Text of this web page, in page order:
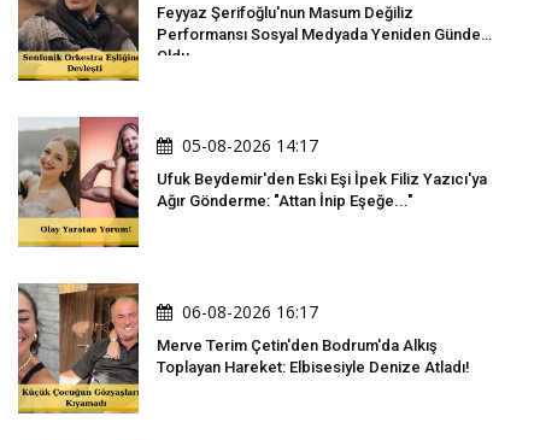
Feyyaz Şerifoğlu'nun Masum Değiliz
Performansı Sosyal Medyada Yeniden Gündem
Oldu
05-08-2026 14:17
Ufuk Beydemir'den Eski Eşi İpek Filiz Yazıcı'ya
Ağır Gönderme: "Attan İnip Eşeğe..."
06-08-2026 16:17
Merve Terim Çetin'den Bodrum'da Alkış
Toplayan Hareket: Elbisesiyle Denize Atladı!